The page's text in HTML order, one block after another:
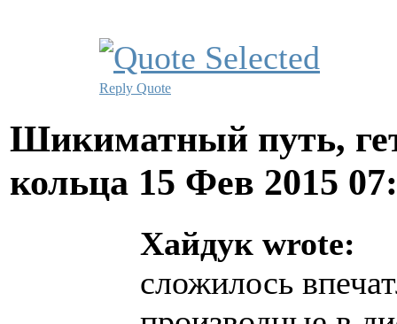
Reply Quote
Шикиматный путь,
кольца 15 Фев 2015
Хайдук wrote:
сложилось